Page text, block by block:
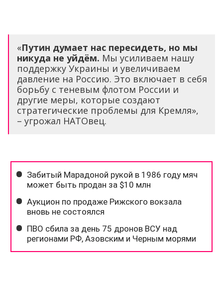
«Путин думает нас пересидеть, но мы
никуда не уйдём. Мы усиливаем нашу
поддержку Украины и увеличиваем
давление на Россию. Это включает в себя
борьбу с теневым флотом России и
другие меры, которые создают
стратегические проблемы для Кремля»,
– угрожал НАТОвец.